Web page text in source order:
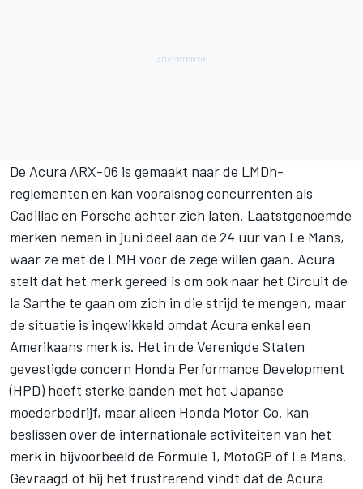
De Acura ARX-06 is gemaakt naar de LMDh-
reglementen en kan vooralsnog concurrenten als
Cadillac en Porsche achter zich laten. Laatstgenoemde
merken nemen in juni deel aan de 24 uur van Le Mans,
waar ze met de LMH voor de zege willen gaan. Acura
stelt dat het merk gereed is om ook naar het Circuit de
la Sarthe te gaan om zich in die strijd te mengen, maar
de situatie is ingewikkeld omdat Acura enkel een
Amerikaans merk is. Het in de Verenigde Staten
gevestigde concern Honda Performance Development
(HPD) heeft sterke banden met het Japanse
moederbedrijf, maar alleen Honda Motor Co. kan
beslissen over de internationale activiteiten van het
merk in bijvoorbeeld de Formule 1, MotoGP of Le Mans.
Gevraagd of hij het frustrerend vindt dat de Acura